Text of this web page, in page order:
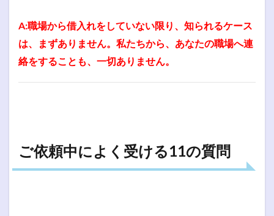
A:職場から借入れをしていない限り、知られるケース
は、まずありません。私たちから、あなたの職場へ連
絡をすることも、一切ありません。
ご依頼中によく受ける11の質問